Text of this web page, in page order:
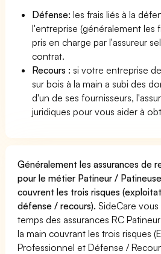
Défense: les frais liés à la
l'entreprise (généralement les
pris en charge par l'assureur
contrat.
Recours : si votre entreprise
sur bois à la main a subi des
d'un de ses fournisseurs,
juridiques pour vous aider à
Généralement les assurances de
pour le métier Patineur /
couvrent les trois risques
défense / recours). SideCare
temps des assurances RC
la main couvrant les trois risques
Professionnel et Défense /